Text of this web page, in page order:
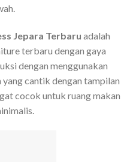
Jepara Terbaru adalah
terbaru dengan gaya
dengan menggunakan
cantik dengan tampilan
cocok untuk ruang makan